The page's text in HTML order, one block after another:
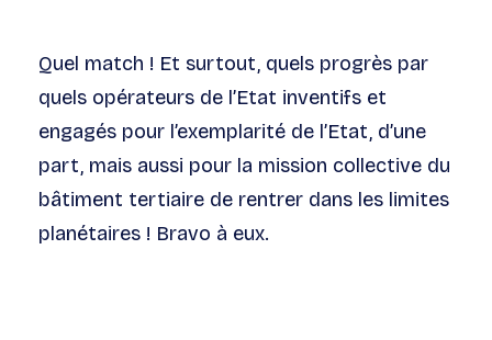
Quel match ! Et surtout, quels progrès par
quels opérateurs de l’Etat inventifs et
engagés pour l’exemplarité de l’Etat, d’une
part, mais aussi pour la mission collective du
bâtiment tertiaire de rentrer dans les limites
planétaires ! Bravo à eux.